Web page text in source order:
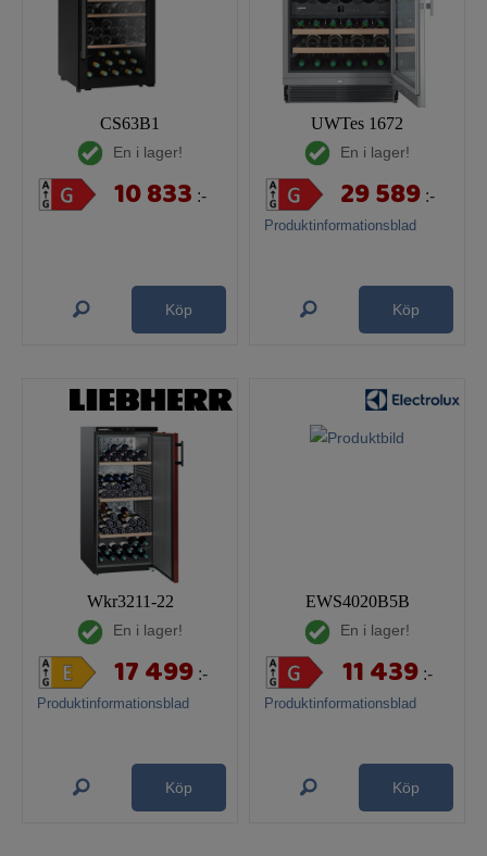
CS63B1
En i lager!
10 833 :-
Köp
UWTes 1672
En i lager!
Produktinformationsblad
29 589 :-
Köp
Wkr3211-22
En i lager!
Produktinformationsblad
17 499 :-
Köp
EWS4020B5B
En i lager!
Produktinformationsblad
11 439 :-
Köp